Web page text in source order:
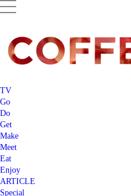
TV
Go
Do
Get
Make
Meet
Eat
Enjoy
ARTICLE
Special